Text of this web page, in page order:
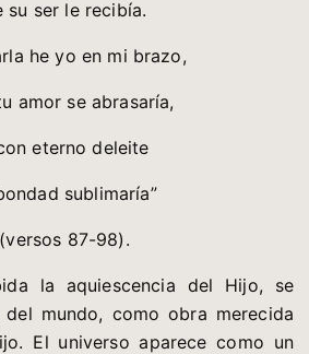
su ser le recibía.
he yo en mi brazo,
amor se abrasaría,
eterno deleite
sublimaría”
(versos 87-98).
la aquiescencia del Hijo, se
mundo, como obra merecida
El universo aparece como un